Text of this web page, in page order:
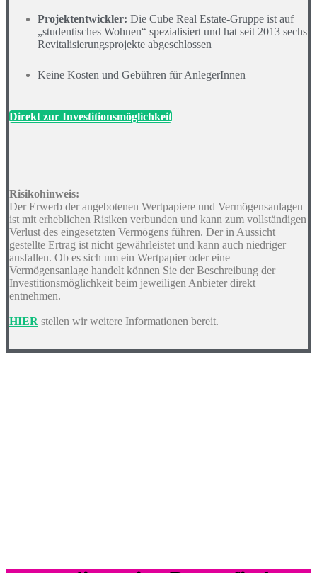
Projektentwickler: Die Cube Real Estate-Gruppe ist auf
„studentisches Wohnen“ spezialisiert und hat seit 2013 sechs
Revitalisierungsprojekte abgeschlossen
Keine Kosten und Gebühren für AnlegerInnen
Direkt zur Investitionsmöglichkeit
Risikohinweis:
Der Erwerb der angebotenen Wertpapiere und Vermögensanlagen
ist mit erheblichen Risiken verbunden und kann zum vollständigen
Verlust des eingesetzten Vermögens führen. Der in Aussicht
gestellte Ertrag ist nicht gewährleistet und kann auch niedriger
ausfallen. Ob es sich um ein Wertpapier oder eine
Vermögensanlage handelt können Sie der Beschreibung der
Investitionsmöglichkeit beim jeweiligen Anbieter direkt
entnehmen.
HIER stellen wir weitere Informationen bereit.